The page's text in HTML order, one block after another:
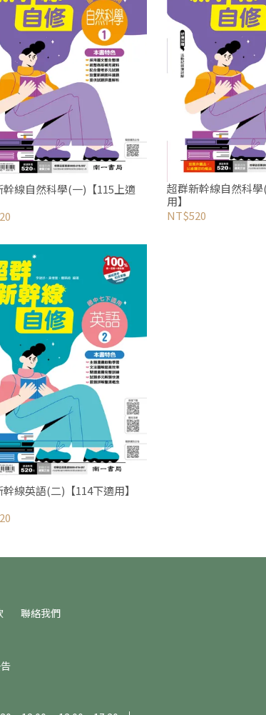
幹線自然科學(一)【115上適
超群新幹線自然科
用】
NT$520
線英語(二)【114下適用】
聯絡我們